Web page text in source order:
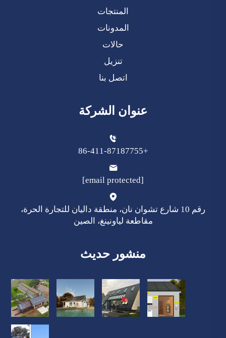
المنتجات
المدونات
حالات
تنزيل
اتصل بنا
عنوان الشركة
+86-411-87187755
[email protected]
رقم 10 شارع تشوان نان، منطقة داليان للتجارة الحرة،
مقاطعة لياونينغ، الصين
منشور حديث